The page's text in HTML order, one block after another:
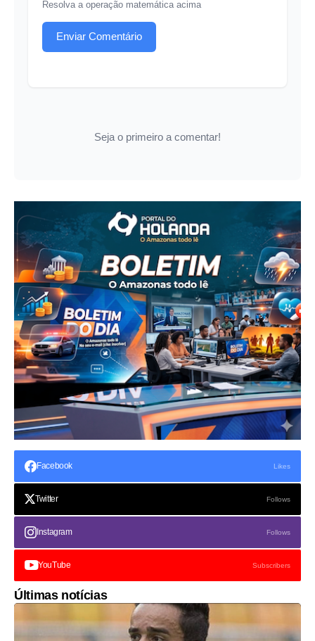
Resolva a operação matemática acima
Enviar Comentário
Seja o primeiro a comentar!
Facebook Likes
Twitter Follows
Instagram Follows
YouTube Subscribers
Últimas notícias